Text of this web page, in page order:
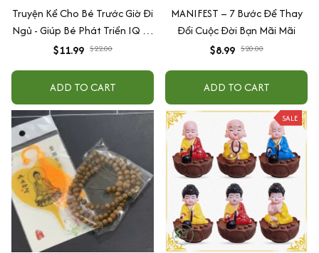
Truyện Kể Cho Bé Trước Giờ Đi
Ngủ - Giúp Bé Phát Triển IQ Và
EQ
$11.99 $22.00
ADD TO CART
MANIFEST – 7 Bước Để Thay
Đổi Cuộc Đời Bạn Mãi Mãi
$8.99 $20.00
ADD TO CART
SALE